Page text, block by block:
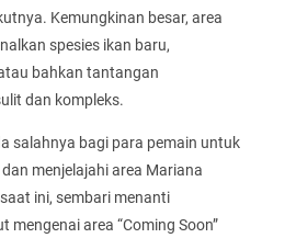
Kemungkinan besar, area
spesies ikan baru,
bahkan tantangan
dan kompleks.
salahnya bagi para pemain untuk
menjelajahi area Mariana
ini, sembari menanti
mengenai area “Coming Soon”